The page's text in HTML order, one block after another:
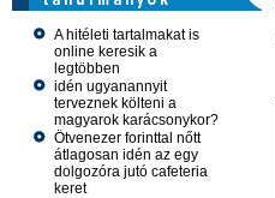
A hitéleti tartalmakat is
online keresik a
legtöbben
idén ugyanannyit
terveznek költeni a
magyarok karácsonykor?
Ötvenezer forinttal nőtt
átlagosan idén az egy
dolgozóra jutó cafeteria
keret